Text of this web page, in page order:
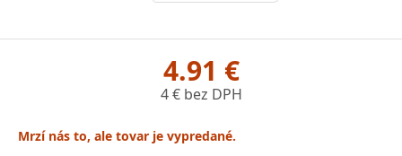
4.91 €
4 € bez DPH
Mrzí nás to, ale tovar je vypredané.